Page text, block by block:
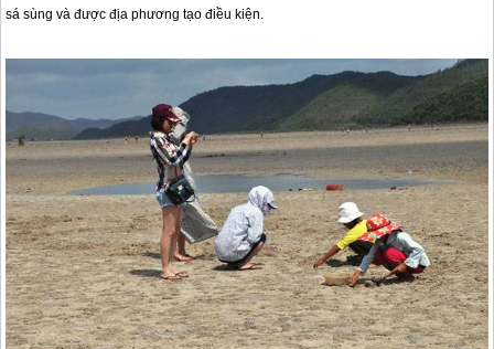
sá sùng và được địa phương tạo điều kiện.